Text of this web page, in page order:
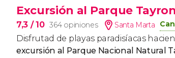
Excursión al Parque
7,3 / 10 364 opiniones Santa Marta
Disfrutad de playas paradisíacas
excursión al Parque Nacional Natural